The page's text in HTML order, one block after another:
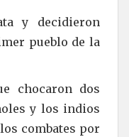
y decidieron
pueblo de la
chocaron dos
y los indios
combates por